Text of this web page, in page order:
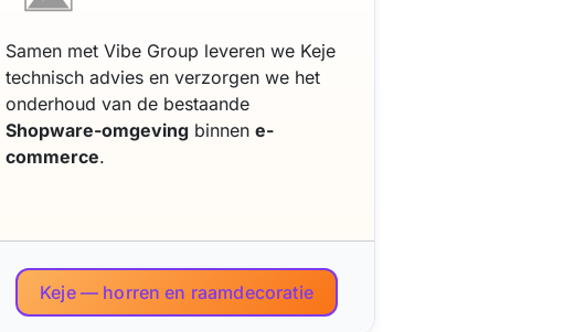
Samen met Vibe Group leveren we Keje
technisch advies en verzorgen we het
onderhoud van de bestaande
Shopware-omgeving binnen e-
commerce.
Keje — horren en raamdecoratie